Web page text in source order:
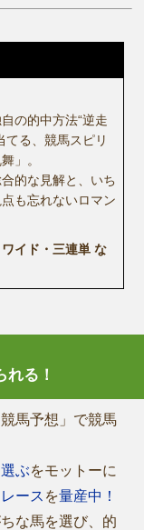
の的中方法“逆走
てる、競馬スピリ
」。
的な見解と、いち
も忘れないロマン
イド・三連単 な
れる！
馬予想」で競馬
ぶをモットーに
ース を量産中！
な馬を選び、的